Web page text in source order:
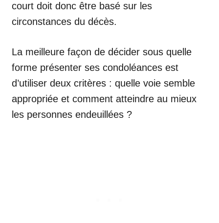
court doit donc être basé sur les
circonstances du décès.
La meilleure façon de décider sous quelle
forme présenter ses condoléances est
d’utiliser deux critères : quelle voie semble
appropriée et comment atteindre au mieux
les personnes endeuillées ?